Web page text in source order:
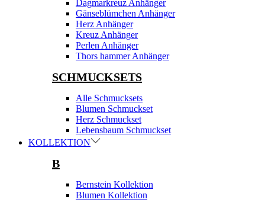
Dagmarkreuz Anhänger
Gänseblümchen Anhänger
Herz Anhänger
Kreuz Anhänger
Perlen Anhänger
Thors hammer Anhänger
SCHMUCKSETS
Alle Schmucksets
Blumen Schmuckset
Herz Schmuckset
Lebensbaum Schmuckset
KOLLEKTION
B
Bernstein Kollektion
Blumen Kollektion